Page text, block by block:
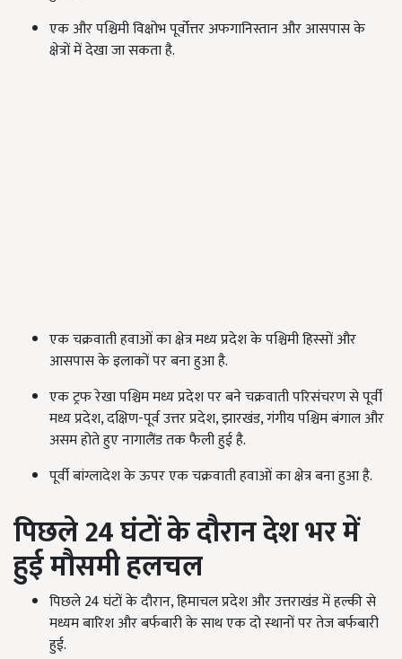
एक और पश्चिमी विक्षोभ पूर्वोत्तर अफगानिस्तान और आसपास के
क्षेत्रों में देखा जा सकता है.
एक चक्रवाती हवाओं का क्षेत्र मध्य प्रदेश के पश्चिमी हिस्सों और
आसपास के इलाकों पर बना हुआ है.
एक ट्रफ रेखा पश्चिम मध्य प्रदेश पर बने चक्रवाती परिसंचरण से पूर्वी
मध्य प्रदेश,दक्षिण-पूर्व उत्तर प्रदेश,झारखंड,गंगीय पश्चिम बंगाल और
असम होते हुए नागालैंड तक फैली हुई है.
पूर्वी बांग्लादेश के ऊपर एक चक्रवाती हवाओं का क्षेत्र बना हुआ है.
पिछले24घंटों के दौरान देश भर में
हुई मौसमी हलचल
पिछले24घंटों के दौरान,हिमाचल प्रदेश और उत्तराखंड में हल्की से
मध्यम बारिश और बर्फबारी के साथ एक दो स्थानों पर तेज बर्फबारी
हुई.